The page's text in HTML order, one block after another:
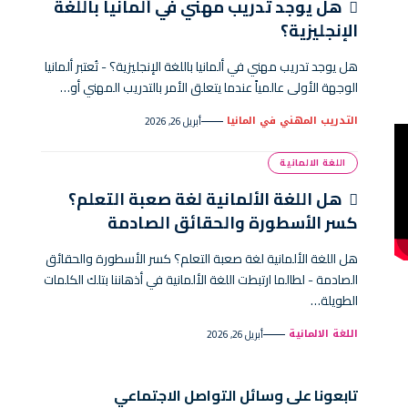
هل يوجد تدريب مهني في ألمانيا باللغة
الإنجليزية؟
هل يوجد تدريب مهني في ألمانيا باللغة الإنجليزية؟ - تُعتبر ألمانيا
الوجهة الأولى عالمياً عندما يتعلق الأمر بالتدريب المهني أو…
التدريب المهني في المانيا أبريل 26, 2026
اللغة الالمانية
هل اللغة الألمانية لغة صعبة التعلم؟
كسر الأسطورة والحقائق الصادمة
هل اللغة الألمانية لغة صعبة التعلم؟ كسر الأسطورة والحقائق
الصادمة - لطالما ارتبطت اللغة الألمانية في أذهاننا بتلك الكلمات
الطويلة…
اللغة الالمانية أبريل 26, 2026
تابعونا على وسائل التواصل الاجتماعي